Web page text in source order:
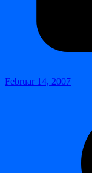
Februar 14, 2007